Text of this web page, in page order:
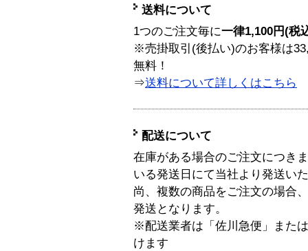
送料について
1つのご注文毎に一律1,100円(税
※売掛取引(後払い)のお客様は
無料！
⇒送料について詳しくはこちら
配送について
在庫がある場合のご注文につき
いる発送日にて当社より発送い
尚、複数の商品をご注文の場合
発送となります。
※配送業者は「佐川急便」また
けます